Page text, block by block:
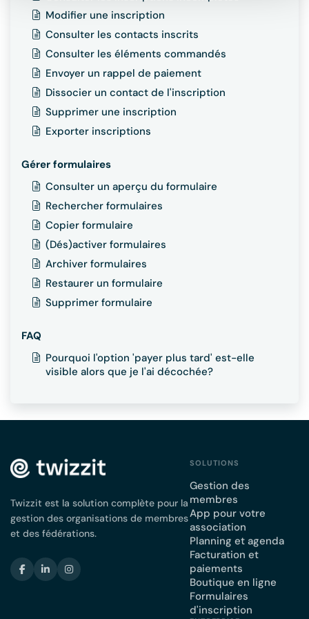
Modifier une inscription
Consulter les contacts inscrits
Consulter les éléments commandés
Envoyer un rappel de paiement
Dissocier un contact de l'inscription
Supprimer une inscription
Exporter inscriptions
Gérer formulaires
Consulter un aperçu du formulaire
Rechercher formulaires
Copier formulaire
(Dés)activer formulaires
Archiver formulaires
Restaurer un formulaire
Supprimer formulaire
FAQ
Pourquoi l'option 'payer plus tard' est-elle
visible alors que je l'ai décochée?
Twizzit est la solution complète pour la
gestion des organisations de membres
et des fédérations.
SOLUTIONS
Gestion des
membres
App pour votre
association
Planning et agenda
Facturation et
paiements
Boutique en ligne
Formulaires
d'inscription